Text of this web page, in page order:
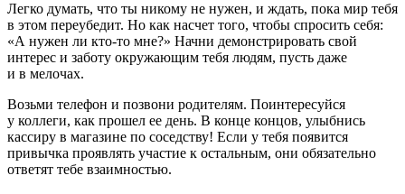
Легко думать, что ты никому не нужен, и ждать, пока мир тебя
в этом переубедит. Но как насчет того, чтобы спросить себя:
«А нужен ли кто-то мне?» Начни демонстрировать свой
интерес и заботу окружающим тебя людям, пусть даже
и в мелочах.
Возьми телефон и позвони родителям. Поинтересуйся
у коллеги, как прошел ее день. В конце концов, улыбнись
кассиру в магазине по соседству! Если у тебя появится
привычка проявлять участие к остальным, они обязательно
ответят тебе взаимностью.